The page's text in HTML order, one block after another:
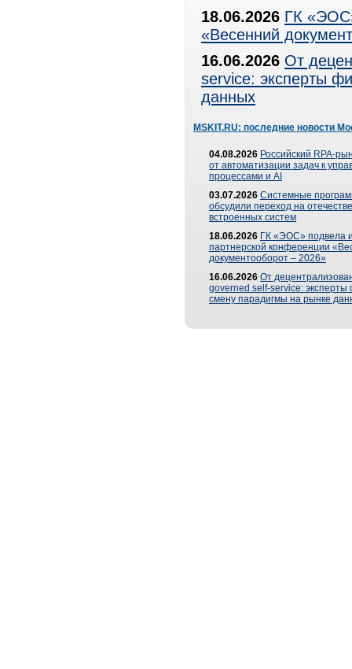
18.06.2026 ГК
«Весенний
16.06.2026 От
service: эксперты
данных
MSKIT.RU: последние новости
04.08.2026 Российский RPA-
от автоматизации задач к
процессами и AI
03.07.2026 Системные
обсудили переход на
встроенных систем
18.06.2026 ГК «ЭОС» подвела
партнерской конференции
документооборот – 2026»
16.06.2026 От
governed self-service: эксперты
смену парадигмы на рынке